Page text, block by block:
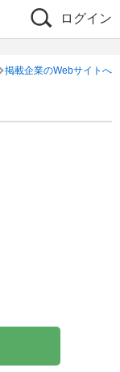
ログイン
掲載企業のWebサイトへ